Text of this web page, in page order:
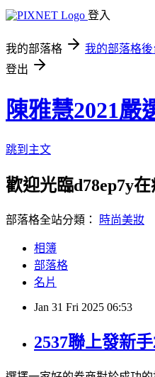
登入
我的部落格 我的部落格後
登出
陳雅慧2021嚴
跳到主文
歡迎光臨d78ep7y
部落格全站分類： 時尚美妝
相簿
部落格
名片
Jan 31 Fri 2025 06:53
2537聯上發新